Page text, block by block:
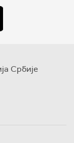
Србије